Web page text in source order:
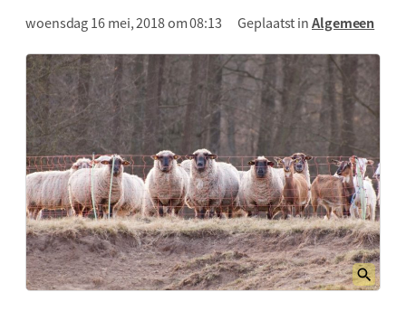
woensdag 16 mei, 2018 om 08:13 Geplaatst inAlgemeen